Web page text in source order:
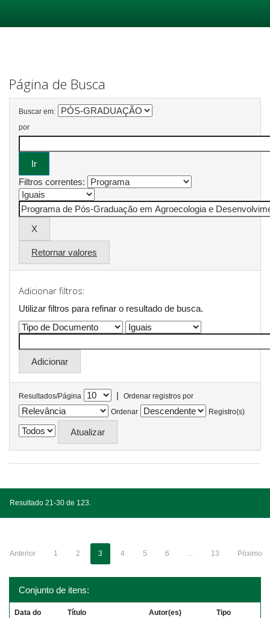
Página de Busca
Buscar em:
por
Filtros correntes:
Retornar valores
Adicionar filtros:
Utilizar filtros para refinar o resultado de busca.
Resultados/Página |
Ordenar registros por
Ordenar
Registro(s)
Resultado 21-30 de 123.
Anterior 1 2 3 4 5 6 ... 13 Póximo
Conjunto de itens:
Data do
Título Autor(es) Tipo